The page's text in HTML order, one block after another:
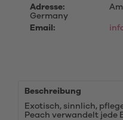
Adresse:
Germany
Email:
Beschreibung
Exotisch, sinnlich,
Peach verwandelt jede